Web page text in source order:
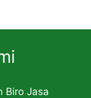
Biro Jasa